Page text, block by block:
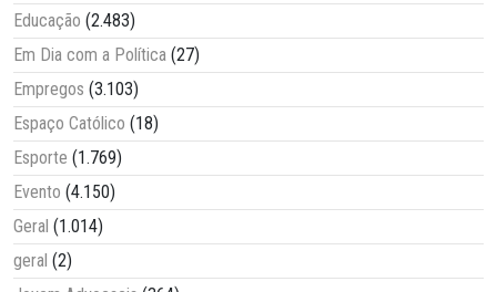
Educação (2.483)
Em Dia com a Política (27)
Empregos (3.103)
Espaço Católico (18)
Esporte (1.769)
Evento (4.150)
Geral (1.014)
geral (2)